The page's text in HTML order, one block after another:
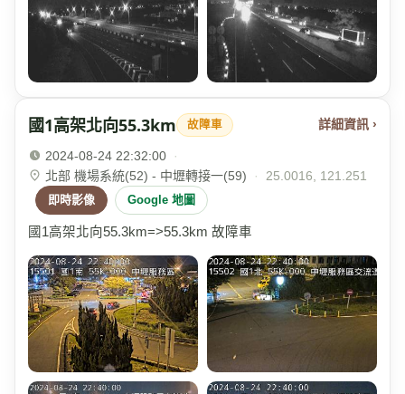
國1高架北向55.3km 故障車 詳細資訊 ›
2024-08-24 22:32:00
·
北部 機場系統(52) - 中壢轉接一(59)
· 25.0016, 121.251
即時影像 Google 地圖
國1高架北向55.3km=>55.3km 故障車